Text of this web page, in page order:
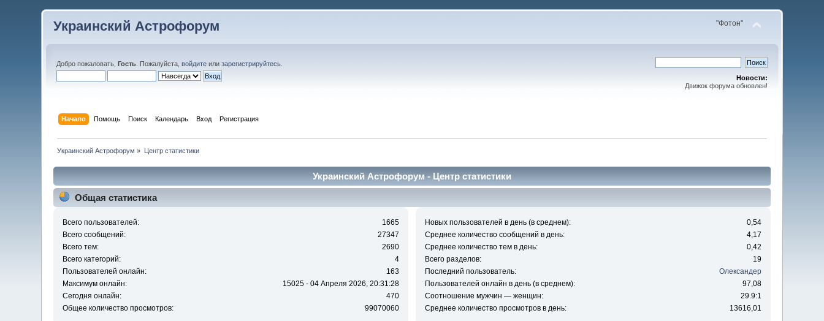
Украинский Астрофорум "Фотон"
Добро пожаловать,Гость . Пожалуйста,войдите илизарегистрируйтесь
Новости:
Движок форума обновлен!
Начало Помощь Поиск Календарь Вход Регистрация
Украинский Астрофорум » Центр статистики
Украинский Астрофорум - Центр статистики
Общая статистика
Всего пользователей:
1665
Всего сообщений:
27347
Всего тем:
2690
Всего категорий:
4
Пользователей онлайн:
163
Максимум онлайн:
15025 - 04 Апреля 2026, 20:31:28
Сегодня онлайн:
470
Общее количество просмотров:
99070060
Новых пользователей в день (в среднем):
0,54
Среднее количество сообщений в день:
4,17
Среднее количество тем в день:
0,42
Всего разделов:
19
Последний пользователь:
Олександер
Пользователей онлайн в день (в среднем):
97,08
Соотношение мужчин — женщин:
29.9:1
Среднее количество просмотров в день:
13616,01